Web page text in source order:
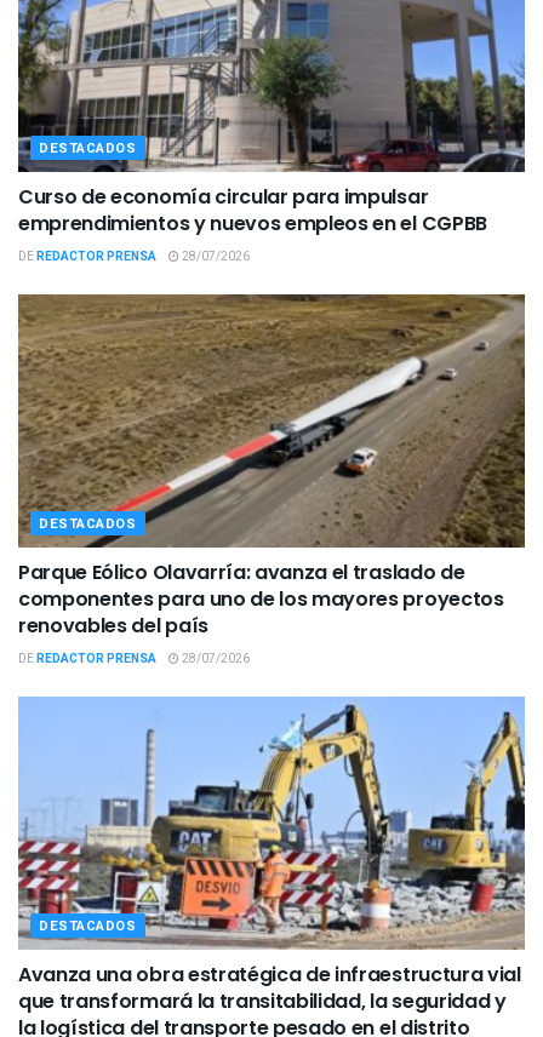
DESTACADOS
Curso de economía circular para impulsar
emprendimientos y nuevos empleos en el CGPBB
DEREDACTOR PRENSA 28/07/2026
DESTACADOS
Parque Eólico Olavarría: avanza el traslado de
componentes para uno de los mayores proyectos
renovables del país
DEREDACTOR PRENSA 28/07/2026
DESTACADOS
Avanza una obra estratégica de infraestructura vial
que transformará la transitabilidad, la seguridad y
la logística del transporte pesado en el distrito